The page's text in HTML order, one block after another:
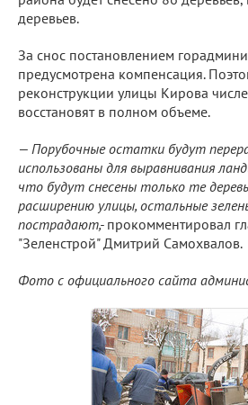
деревьев.
За снос постановлением
предусмотрена компенсация.
реконструкции улицы Кирова
восстановят в полном объеме.
— Порубочные остатки будут
использованы для выравнивания
что будут снесены только те
расширению улицы, остальные
пострадают,- прокомментировал
"Зеленстрой" Дмитрий Самохвалов.
Фото с официального сайта